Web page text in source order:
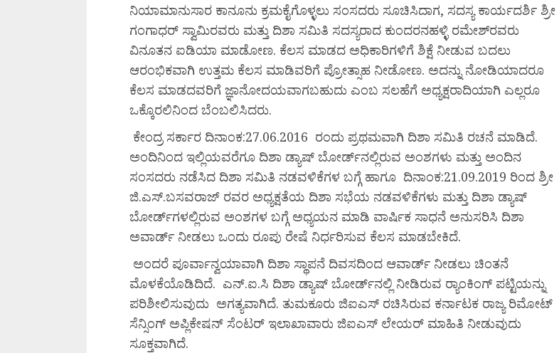
ನಿಯಾಮಾನುಸಾರ ಕಾನೂನು ಕ್ರಮಕೈಗೊಳ್ಳಲು ಸಂಸದರು ಸೂಚಿಸಿದಾಗ, ಸದಸ್ಯ ಕಾರ್ಯದರ್ಶಿ ಶ್ರೀ
ಗಂಗಾಧರ್ ಸ್ವಾಮಿರವರು ಮತ್ತು ದಿಶಾ ಸಮಿತಿ ಸದಸ್ಯರಾದ ಕುಂದರನಹಳ್ಳಿ ರಮೇಶ್‌ರವರು
ವಿನೂತನ ಐಡಿಯಾ ಮಾಡೋಣ. ಕೆಲಸ ಮಾಡದ ಅಧಿಕಾರಿಗಳಿಗೆ ಶಿಕ್ಷೆ ನೀಡುವ ಬದಲು
ಆರಂಭಿಕವಾಗಿ ಉತ್ತಮ ಕೆಲಸ ಮಾಡಿವರಿಗೆ ಪ್ರೋತ್ಸಾಹ ನೀಡೋಣ. ಅದನ್ನು ನೋಡಿಯಾದರೂ
ಕೆಲಸ ಮಾಡದವರಿಗೆ ಜ್ಞಾನೋದಯವಾಗಬಹುದು ಎಂಬ ಸಲಹೆಗೆ ಅಧ್ಯಕ್ಷರಾದಿಯಾಗಿ ಎಲ್ಲರೂ
ಒಕ್ಕೊರಲಿನಿಂದ ಬೆಂಬಲಿಸಿದರು.
ಕೇಂದ್ರ ಸರ್ಕಾರ ದಿನಾಂಕ:27.06.2016 ರಂದು ಪ್ರಥಮವಾಗಿ ದಿಶಾ ಸಮಿತಿ ರಚನೆ ಮಾಡಿದೆ.
ಅಂದಿನಿಂದ ಇಲ್ಲಿಯವರೆಗೂ ದಿಶಾ ಡ್ಯಾಷ್ ಬೋರ್ಡ್‌ನಲ್ಲಿರುವ ಅಂಶಗಳು ಮತ್ತು ಅಂದಿನ
ಸಂಸದರು ನಡೆಸಿದ ದಿಶಾ ಸಮಿತಿ ನಡವಳಿಕೆಗಳ ಬಗ್ಗೆ ಹಾಗೂ ದಿನಾಂಕ:21.09.2019 ರಿಂದ ಶ್ರೀ
ಜಿ.ಎಸ್.ಬಸವರಾಜ್ ರವರ ಅಧ್ಯಕ್ಷತೆಯ ದಿಶಾ ಸಭೆಯ ನಡವಳಿಕೆಗಳು ಮತ್ತು ದಿಶಾ ಡ್ಯಾಷ್
ಬೋರ್ಡ್‌ಗಳಲ್ಲಿರುವ ಅಂಶಗಳ ಬಗ್ಗೆ ಅಧ್ಯಯನ ಮಾಡಿ ವಾರ್ಷಿಕ ಸಾಧನೆ ಅನುಸರಿಸಿ ದಿಶಾ
ಅವಾರ್ಡ್ ನೀಡಲು ಒಂದು ರೂಪು ರೇಷೆ ನಿರ್ಧರಿಸುವ ಕೆಲಸ ಮಾಡಬೇಕಿದೆ.
ಅಂದರೆ ಪೂರ್ವಾನ್ವಯಾವಾಗಿ ದಿಶಾ ಸ್ಥಾಪನೆ ದಿವಸದಿಂದ ಆವಾರ್ಡ್ ನೀಡಲು ಚಿಂತನೆ
ಮೊಳಕೆಯೊಡಿದಿದೆ. ಎನ್.ಐ.ಸಿ ದಿಶಾ ಡ್ಯಾಷ್ ಬೋರ್ಡ್‌ನಲ್ಲಿ ನೀಡಿರುವ ರ್‍ಯಾಂಕಿಂಗ್ ಪಟ್ಟಿಯನ್ನು
ಪರಿಶೀಲಿಸುವುದು ಅಗತ್ಯವಾಗಿದೆ. ತುಮಕೂರು ಜಿಐಎಸ್ ರಚಿಸಿರುವ ಕರ್ನಾಟಕ ರಾಜ್ಯ ರಿಮೋಟ್
ಸೆನ್ಸಿಂಗ್ ಅಪ್ಲಿಕೇಷನ್ ಸೆಂಟರ್ ಇಲಾಖಾವಾರು ಜಿಐಎಸ್ ಲೇಯರ್ ಮಾಹಿತಿ ನೀಡುವುದು
ಸೂಕ್ತವಾಗಿದೆ.